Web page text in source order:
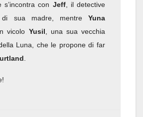
s’incontra con Jeff, il detective
sua madre, mentre Yuna
vicolo Yusil, una sua vecchia
Luna, che le propone di far
.